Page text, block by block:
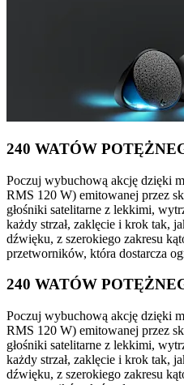
240 WATÓW
Poczuj wybuchową akcję dzięki
RMS 120 W) emitowanej przez
głośniki satelitarne z lekkimi,
każdy strzał, zaklęcie i krok tak,
dźwięku, z szerokiego zakresu
przetworników, która dostarcza
240 WATÓW
Poczuj wybuchową akcję dzięki
RMS 120 W) emitowanej przez
głośniki satelitarne z lekkimi,
każdy strzał, zaklęcie i krok tak,
dźwięku, z szerokiego zakresu